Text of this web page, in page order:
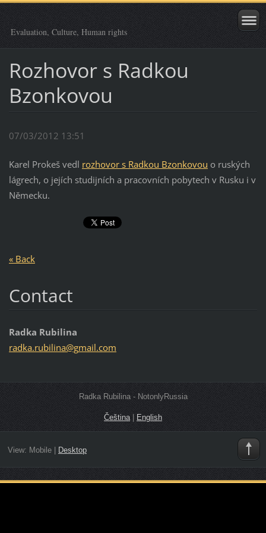
Evaluation, Culture, Human rights
Rozhovor s Radkou
Bzonkovou
07/03/2012 13:51
Karel Prokeš vedl rozhovor s Radkou Bzonkovou o ruských
lágrech, o jejích studijních a pracovních pobytech v Rusku i v
Německu.
« Back
Contact
Radka Rubilina
radka.rubilina@gmail.com
Radka Rubilina - NotonlyRussia
Čeština | English
View: Mobile| Desktop